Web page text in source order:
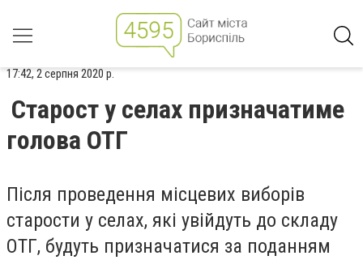
17:42, 2 серпня 2020 р.
Старост у селах призначатиме
голова ОТГ
Після проведення місцевих виборів
старости у селах, які увійдуть до складу
ОТГ, будуть призначатися за поданням